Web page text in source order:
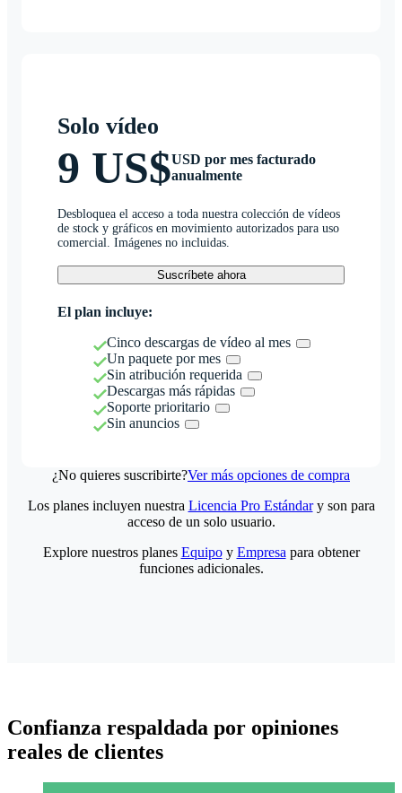
Solo vídeo
9 US$USD por mes facturado
anualmente
Desbloquea el acceso a toda nuestra colección de vídeos
de stock y gráficos en movimiento autorizados para uso
comercial. Imágenes no incluidas.
Suscríbete ahora
El plan incluye:
Cinco descargas de vídeo al mes
Un paquete por mes
Sin atribución requerida
Descargas más rápidas
Soporte prioritario
Sin anuncios
¿No quieres suscribirte?Ver más opciones de compra
Los planes incluyen nuestra Licencia Pro Estándary son para
acceso de un solo usuario.
Explore nuestros planes Equipoy Empresa para obtener
funciones adicionales.
Confianza respaldada por opiniones
reales de clientes